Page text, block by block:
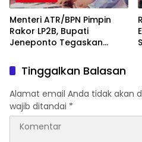
Menteri ATR/BPN Pimpin
Rakor LP2B, Bupati
Jeneponto Tegaskan
Pertanian
Tinggalkan Balasan
Alamat email Anda tidak akan
wajib ditandai *